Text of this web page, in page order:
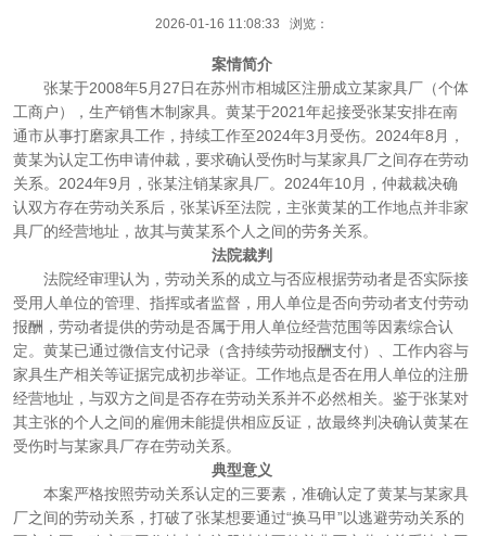
2026-01-16 11:08:33 浏览：
案情简介
张某于2008年5月27日在苏州市相城区注册成立某家具厂（个体
工商户），生产销售木制家具。黄某于2021年起接受张某安排在南
通市从事打磨家具工作，持续工作至2024年3月受伤。2024年8月，
黄某为认定工伤申请仲裁，要求确认受伤时与某家具厂之间存在劳动
关系。2024年9月，张某注销某家具厂。2024年10月，仲裁裁决确
认双方存在劳动关系后，张某诉至法院，主张黄某的工作地点并非家
具厂的经营地址，故其与黄某系个人之间的劳务关系。
法院裁判
法院经审理认为，劳动关系的成立与否应根据劳动者是否实际接
受用人单位的管理、指挥或者监督，用人单位是否向劳动者支付劳动
报酬，劳动者提供的劳动是否属于用人单位经营范围等因素综合认
定。黄某已通过微信支付记录（含持续劳动报酬支付）、工作内容与
家具生产相关等证据完成初步举证。工作地点是否在用人单位的注册
经营地址，与双方之间是否存在劳动关系并不必然相关。鉴于张某对
其主张的个人之间的雇佣未能提供相应反证，故最终判决确认黄某在
受伤时与某家具厂存在劳动关系。
典型意义
本案严格按照劳动关系认定的三要素，准确认定了黄某与某家具
厂之间的劳动关系，打破了张某想要通过“换马甲”以逃避劳动关系的